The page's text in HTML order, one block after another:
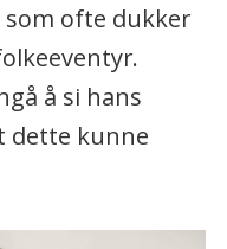
som ofte dukker
å si hans
dette kunne